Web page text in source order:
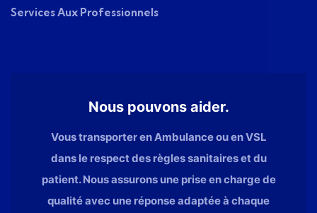
Services Aux Professionnels
Nous pouvons aider.
Vous transporter en Ambulance ou en VSL
dans le respect des règles sanitaires et du
patient. Nous assurons une prise en charge de
qualité avec une réponse adaptée à chaque